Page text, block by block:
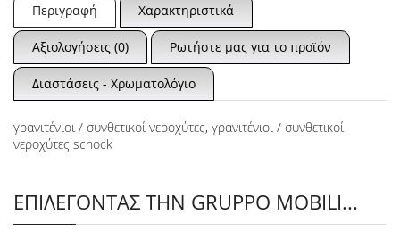
Περιγραφή Χαρακτηριστικά
Αξιολογήσεις (0) Ρωτήστε μας για το προϊόν
Διαστάσεις - Χρωματολόγιο
γρανιτένιοι / συνθετικοί νεροχύτες, γρανιτένιοι / συνθετικοί
νεροχύτες schock
ΕΠΙΛΕΓΟΝΤΑΣ ΤΗΝ GRUPPO MOBILI...